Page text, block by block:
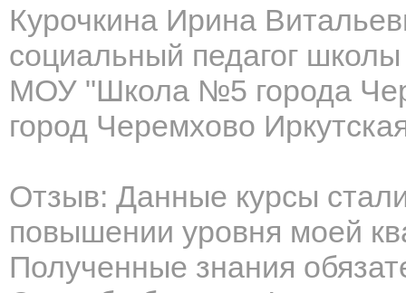
Курочкина Ирина
социальный педагог школы
МОУ "Школа №5 города
город Черемхово
Отзыв: Данные курсы
повышении уровня моей
Полученные знания